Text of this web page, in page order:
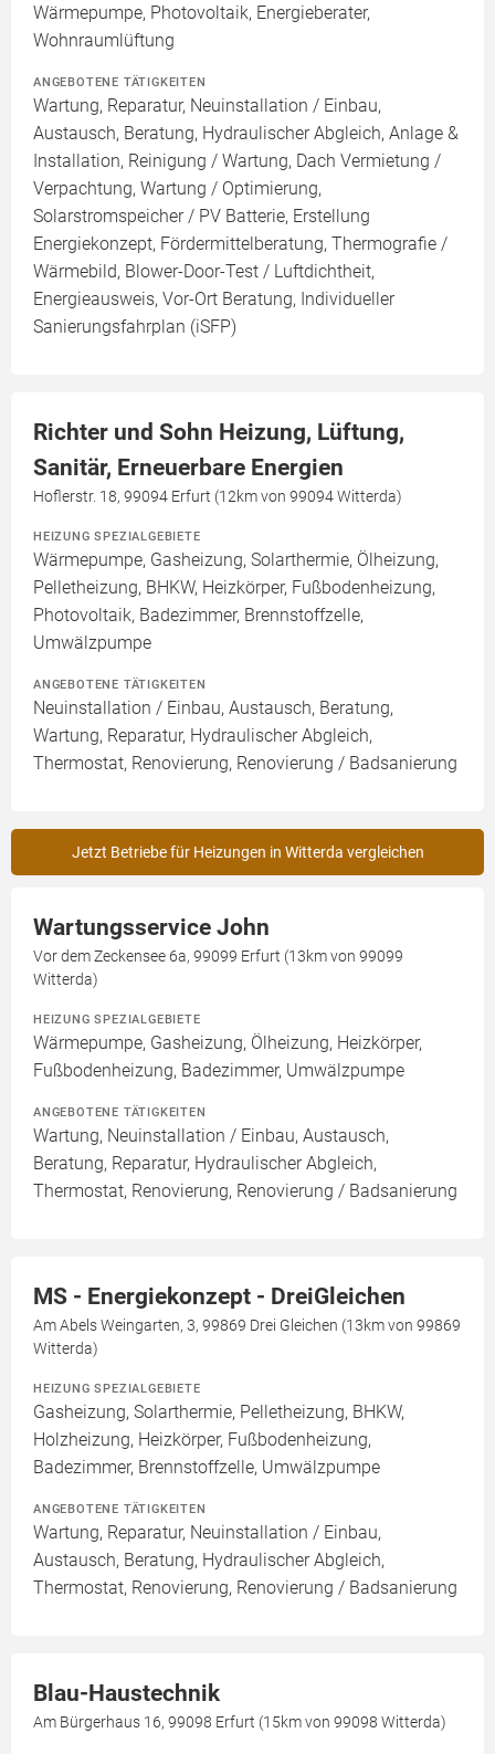
Wärmepumpe, Photovoltaik, Energieberater,
Wohnraumlüftung
ANGEBOTENE TÄTIGKEITEN
Wartung, Reparatur, Neuinstallation / Einbau,
Austausch, Beratung, Hydraulischer Abgleich, Anlage &
Installation, Reinigung / Wartung, Dach Vermietung /
Verpachtung, Wartung / Optimierung,
Solarstromspeicher / PV Batterie, Erstellung
Energiekonzept, Fördermittelberatung, Thermografie /
Wärmebild, Blower-Door-Test / Luftdichtheit,
Energieausweis, Vor-Ort Beratung, Individueller
Sanierungsfahrplan (iSFP)
Richter und Sohn Heizung, Lüftung,
Sanitär, Erneuerbare Energien
Hoflerstr. 18, 99094 Erfurt (12km von 99094 Witterda)
HEIZUNG SPEZIALGEBIETE
Wärmepumpe, Gasheizung, Solarthermie, Ölheizung,
Pelletheizung, BHKW, Heizkörper, Fußbodenheizung,
Photovoltaik, Badezimmer, Brennstoffzelle,
Umwälzpumpe
ANGEBOTENE TÄTIGKEITEN
Neuinstallation / Einbau, Austausch, Beratung,
Wartung, Reparatur, Hydraulischer Abgleich,
Thermostat, Renovierung, Renovierung / Badsanierung
Jetzt Betriebe für Heizungen in Witterda vergleichen
Wartungsservice John
Vor dem Zeckensee 6a, 99099 Erfurt (13km von 99099
Witterda)
HEIZUNG SPEZIALGEBIETE
Wärmepumpe, Gasheizung, Ölheizung, Heizkörper,
Fußbodenheizung, Badezimmer, Umwälzpumpe
ANGEBOTENE TÄTIGKEITEN
Wartung, Neuinstallation / Einbau, Austausch,
Beratung, Reparatur, Hydraulischer Abgleich,
Thermostat, Renovierung, Renovierung / Badsanierung
MS - Energiekonzept - DreiGleichen
Am Abels Weingarten, 3, 99869 Drei Gleichen (13km von 99869
Witterda)
HEIZUNG SPEZIALGEBIETE
Gasheizung, Solarthermie, Pelletheizung, BHKW,
Holzheizung, Heizkörper, Fußbodenheizung,
Badezimmer, Brennstoffzelle, Umwälzpumpe
ANGEBOTENE TÄTIGKEITEN
Wartung, Reparatur, Neuinstallation / Einbau,
Austausch, Beratung, Hydraulischer Abgleich,
Thermostat, Renovierung, Renovierung / Badsanierung
Blau-Haustechnik
Am Bürgerhaus 16, 99098 Erfurt (15km von 99098 Witterda)